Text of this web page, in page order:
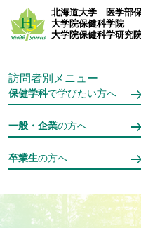
メインコンテンツへスキッ
北海道大学
医学部
大学院保健科学院
大学院保健科学研究
訪問者別メニュー
保健学科で学びたい方へ
一般・企業の方へ
卒業生の方へ